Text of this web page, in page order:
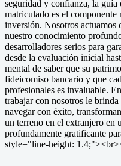
seguridad y confianza, la guía
matriculado es el
inversión. Nosotros actuamos
nuestro conocimiento
desarrolladores serios para
desde la evaluación inicial
mental de saber que su
fideicomiso bancario y que
profesionales es invaluable.
trabajar con nosotros le
navegar con éxito,
un terreno en el extranjero en
profundamente gratificante
style="line-height: